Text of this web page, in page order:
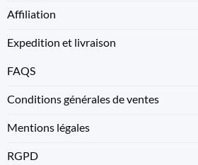
Affiliation
Expedition et livraison
FAQS
Conditions générales de ventes
Mentions légales
RGPD